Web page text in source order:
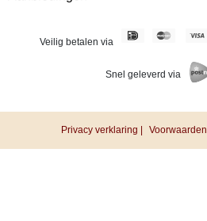
Veilig betalen via
Snel geleverd via
Privacy verklaring | Voorwaarden |